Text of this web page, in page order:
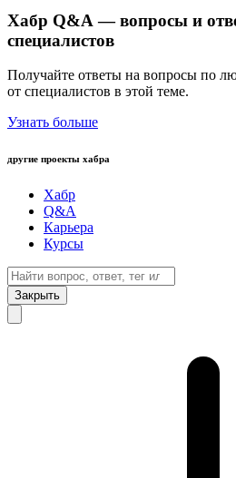
Хабр Q&A — вопросы и
специалистов
Получайте ответы на вопросы по
от специалистов в этой теме.
Узнать больше
другие проекты хабра
Хабр
Q&A
Карьера
Курсы
Закрыть